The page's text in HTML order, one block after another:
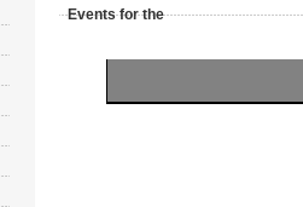
Events for the